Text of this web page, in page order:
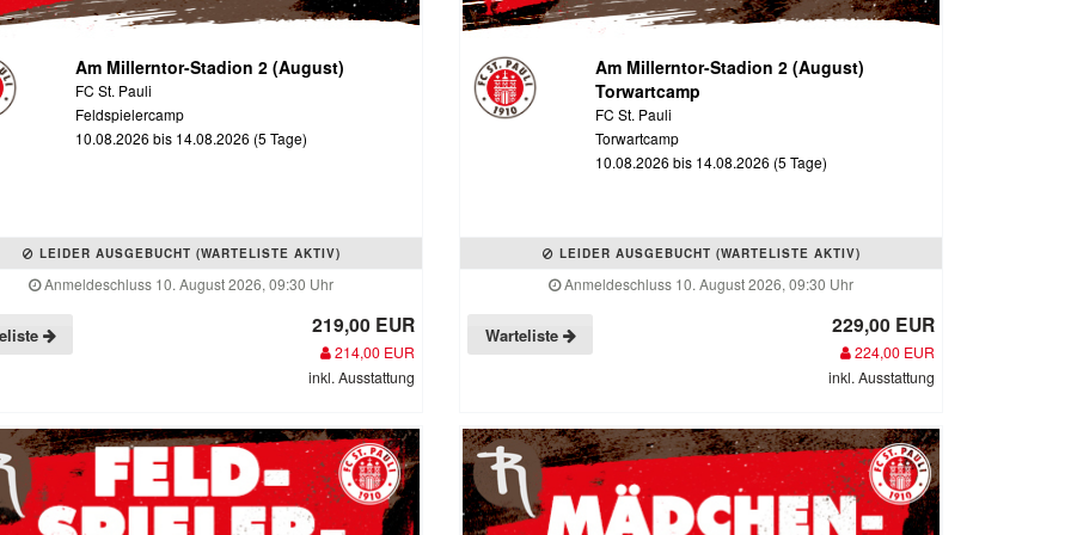
Am Millerntor-Stadion 2 (August)
FC St. Pauli
Feldspielercamp
10.08.2026 bis 14.08.2026 (5 Tage)
LEIDER AUSGEBUCHT (WARTELISTE AKTIV)
Anmeldeschluss 10. August 2026, 09:30 Uhr
219,00 EUR
214,00 EUR
inkl. Ausstattung
Am Millerntor-Stadion 2 (August)
Torwartcamp
FC St. Pauli
Torwartcamp
10.08.2026 bis 14.08.2026 (5 Tage)
LEIDER AUSGEBUCHT (WARTELISTE AKTIV)
Anmeldeschluss 10. August 2026, 09:30 Uhr
Warteliste 229,00 EUR
224,00 EUR
inkl. Ausstattung